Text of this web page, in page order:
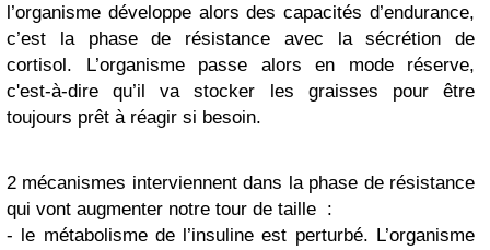
l’organisme développe alors des capacités d’endurance,
c’est la phase de résistance avec la sécrétion de
cortisol. L’organisme passe alors en mode réserve,
c'est-à-dire qu’il va stocker les graisses pour être
toujours prêt à réagir si besoin.
2 mécanismes interviennent dans la phase de résistance
qui vont augmenter notre tour de taille :
- le métabolisme de l’insuline est perturbé. L’organisme